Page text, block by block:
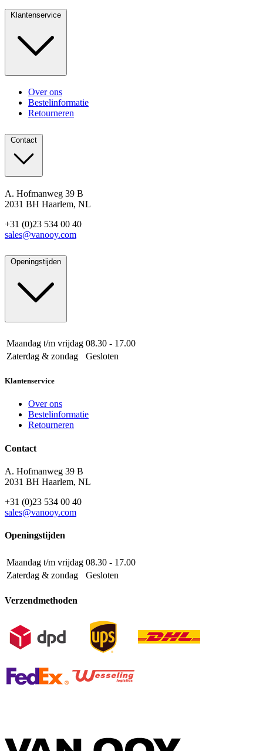
Klantenservice
Over ons
Bestelinformatie
Retourneren
Contact
A. Hofmanweg 39 B
2031 BH Haarlem, NL
+31 (0)23 534 00 40
sales@vanooy.com
Openingstijden
Maandag t/m vrijdag 08.30 - 17.00
Zaterdag & zondag
Gesloten
Klantenservice
Over ons
Bestelinformatie
Retourneren
Contact
A. Hofmanweg 39 B
2031 BH Haarlem, NL
+31 (0)23 534 00 40
sales@vanooy.com
Openingstijden
Maandag t/m vrijdag 08.30 - 17.00
Zaterdag & zondag
Gesloten
Verzendmethoden